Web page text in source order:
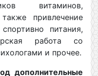
витаминов,
привлечение
питания,
работа со
и прочее.
дополнительные